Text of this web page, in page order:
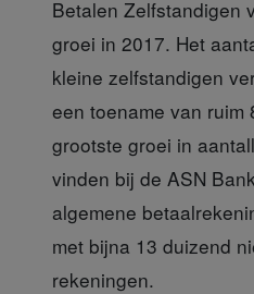
Betalen Zelfstandigen
groei in 2017. Het
kleine zelfstandigen
een toename van ruim
grootste groei in
vinden bij de ASN
algemene
met bijna 13 duizend
rekeningen.